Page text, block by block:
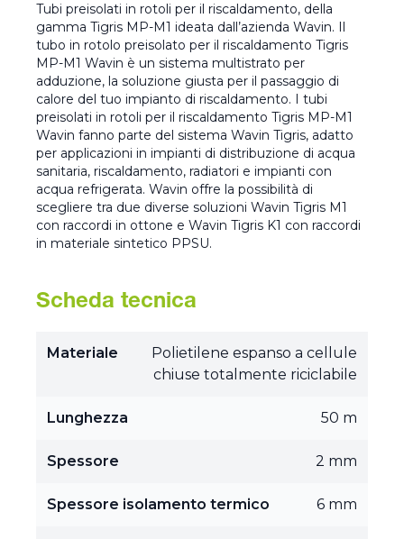
Tubi preisolati in rotoli per il riscaldamento, della
gamma Tigris MP-M1 ideata dall’azienda Wavin. Il
tubo in rotolo preisolato per il riscaldamento Tigris
MP-M1 Wavin è un sistema multistrato per
adduzione, la soluzione giusta per il passaggio di
calore del tuo impianto di riscaldamento. I tubi
preisolati in rotoli per il riscaldamento Tigris MP-M1
Wavin fanno parte del sistema Wavin Tigris, adatto
per applicazioni in impianti di distribuzione di acqua
sanitaria, riscaldamento, radiatori e impianti con
acqua refrigerata. Wavin offre la possibilità di
scegliere tra due diverse soluzioni Wavin Tigris M1
con raccordi in ottone e Wavin Tigris K1 con raccordi
in materiale sintetico PPSU.
Scheda tecnica
Materiale
Polietilene espanso a cellule
chiuse totalmente riciclabile
Lunghezza 50 m
Spessore 2 mm
Spessore isolamento termico 6 mm